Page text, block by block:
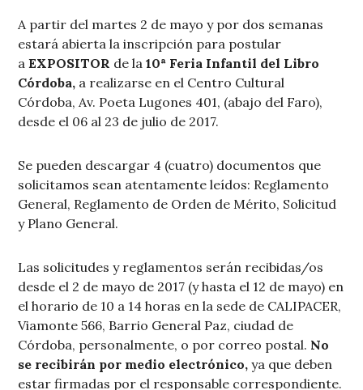
A partir del martes 2 de mayo y por dos semanas
estará abierta la inscripción para postular
aEXPOSITOR de la10ª Feria Infantil del Libro
Córdoba, a realizarse en el Centro Cultural
Córdoba, Av. Poeta Lugones 401, (abajo del Faro),
desde el 06 al 23 de julio de 2017.
Se pueden descargar 4 (cuatro) documentos que
solicitamos sean atentamente leídos: Reglamento
General, Reglamento de Orden de Mérito, Solicitud
y Plano General.
Las solicitudes y reglamentos serán recibidas/os
desde el 2 de mayo de 2017 (y hasta el 12 de mayo) en
el horario de 10 a 14 horas en la sede de CALIPACER,
Viamonte 566, Barrio General Paz, ciudad de
Córdoba, personalmente, o por correo postal. No
se recibirán por medio electrónico,ya que deben
estar firmadas por el responsable correspondiente.